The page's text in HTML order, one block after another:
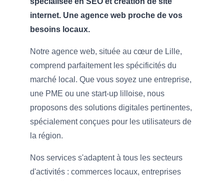
internet. Une agence web proche de vos
besoins locaux.
Notre agence web, située au cœur de Lille,
comprend parfaitement les spécificités du
marché local. Que vous soyez une entreprise,
une PME ou une start-up lilloise, nous
proposons des solutions digitales pertinentes,
spécialement conçues pour les utilisateurs de
la région.
Nos services s'adaptent à tous les secteurs
d'activités : commerces locaux, entreprises